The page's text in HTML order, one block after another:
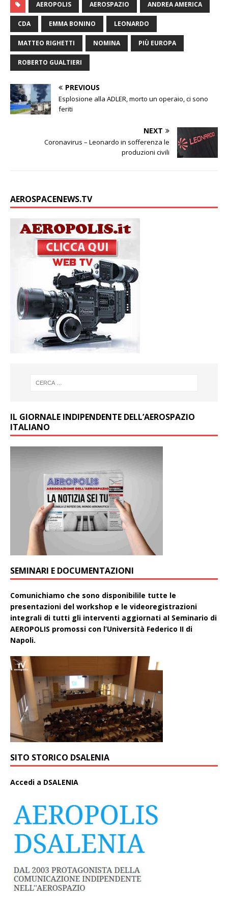
k
e
d
I
n
t
A
p
p
t
t
e
r
e
b
o
o
k
y
L
i
k
i
l
n
s
a
g
d
i
v
d
AEROPOLIS AEROSPAZIO ANDREA AMERICA
CDA EMMA BONINO LEONARDO
MATTEO RIGHETTI NOMINA PIÙ EUROPA
ROBERTO GUALTIERI
PREVIOUS
Esplosione alla ADLER, morto un operaio, ci sono
feriti
NEXT
Coronavirus – Leonardo in sofferenza le
produzioni civili
AEROSPACENEWS.TV
IL GIORNALE INDIPENDENTE DELL’AEROSPAZIO
ITALIANO
SEMINARI E DOCUMENTAZIONI
Comunichiamo che sono disponibilile tutte le
presentazioni del workshop e le videoregistrazioni
integrali di tutti gli interventi aggiornati aI Seminario di
AEROPOLIS promossi con l’Università Federico II di
Napoli.
SITO STORICO DSALENIA
Accedi a DSALENIA